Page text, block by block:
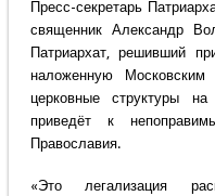
Пресс-секретарь
священник Александр
Патриархат, решивший
наложенную Московским
церковные структуры
приведёт к
Православия.
«Это легализация